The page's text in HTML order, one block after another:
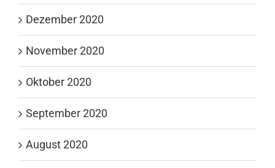
Dezember 2020
November 2020
Oktober 2020
September 2020
August 2020